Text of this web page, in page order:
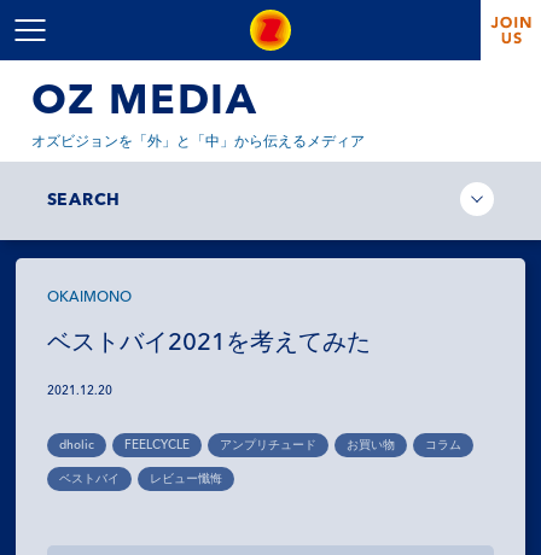
OZ MEDIA
オズビジョンを「外」と「中」から伝えるメディア
SEARCH
OKAIMONO
ベストバイ2021を考えてみた
2021.12.20
dholic FEELCYCLE アンプリチュード お買い物 コラム
ベストバイ レビュー懺悔